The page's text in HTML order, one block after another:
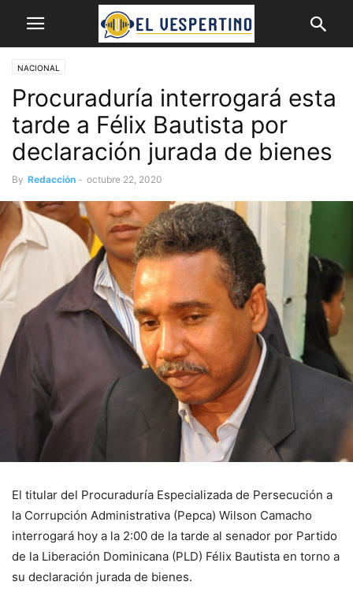
NACIONAL
Procuraduría interrogará esta
tarde a Félix Bautista por
declaración jurada de bienes
By Redacción - octubre 22, 2020
El titular del Procuraduría Especializada de Persecución a
la Corrupción Administrativa (Pepca) Wilson Camacho
interrogará hoy a la 2:00 de la tarde al senador por Partido
de la Liberación Dominicana (PLD) Félix Bautista en torno a
su declaración jurada de bienes.